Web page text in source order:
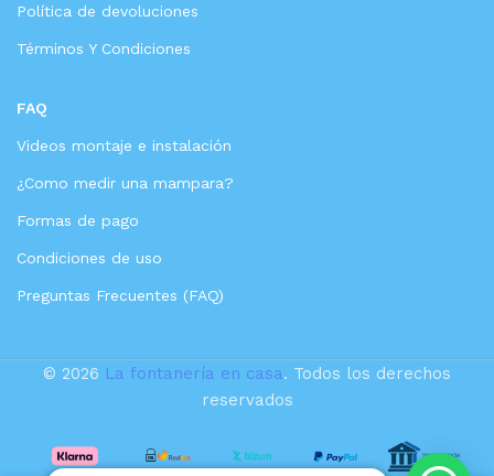
Política de devoluciones
Términos Y Condiciones
FAQ
Videos montaje e instalación
¿Como medir una mampara?
Formas de pago
Condiciones de uso
Preguntas Frecuentes (FAQ)
© 2026 La fontanería en casa. Todos los derechos
reservados